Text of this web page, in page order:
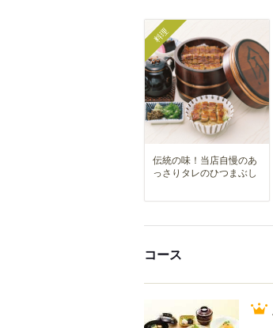
料理
伝統の味！当店自慢のあ
っさりタレのひつまぶし
コース